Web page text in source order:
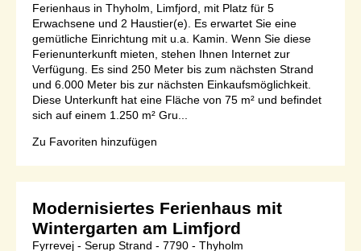
Ferienhaus in Thyholm, Limfjord, mit Platz für 5
Erwachsene und 2 Haustier(e). Es erwartet Sie eine
gemütliche Einrichtung mit u.a. Kamin. Wenn Sie diese
Ferienunterkunft mieten, stehen Ihnen Internet zur
Verfügung. Es sind 250 Meter bis zum nächsten Strand
und 6.000 Meter bis zur nächsten Einkaufsmöglichkeit.
Diese Unterkunft hat eine Fläche von 75 m² und befindet
sich auf einem 1.250 m² Gru...
Zu Favoriten hinzufügen
Modernisiertes Ferienhaus mit
Wintergarten am Limfjord
Fyrrevej - Serup Strand - 7790 - Thyholm